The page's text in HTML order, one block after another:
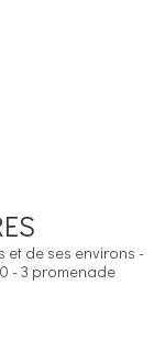
et de ses environs -
- 3 promenade